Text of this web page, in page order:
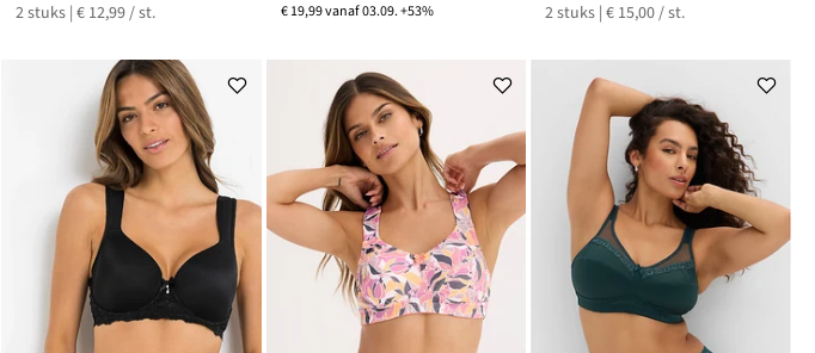
2 stuks | € 12,99 / st. € 19,99 vanaf 03.09. +53% 2 stuks | € 15,00 / st.